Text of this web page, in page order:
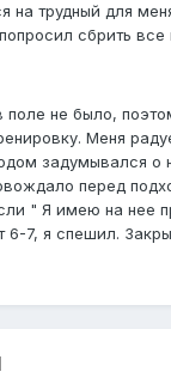
на трудный для
сбрить
не было,
Меня
задумывался о
перед
" Я имею на нее
6-7, я спешил.